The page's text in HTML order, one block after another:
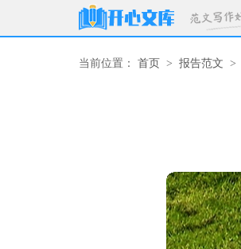
当前位置： 首页 > 报告范文 >